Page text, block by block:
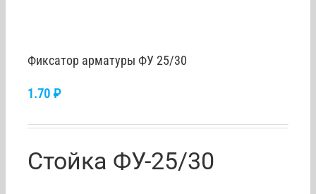
Фиксатор арматуры ФУ 25/30
1.70 ₽
Стойка ФУ-25/30